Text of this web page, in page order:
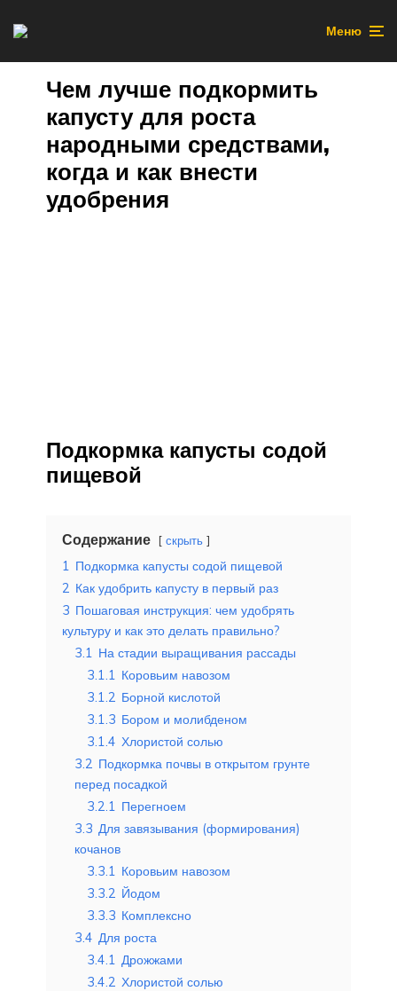
Меню
Чем лучше подкормить
капусту для роста
народными средствами,
когда и как внести
удобрения
Подкормка капусты содой
пищевой
Содержание скрыть
1 Подкормка капусты содой пищевой
2 Как удобрить капусту в первый раз
3 Пошаговая инструкция: чем удобрять
культуру и как это делать правильно?
3.1 На стадии выращивания рассады
3.1.1 Коровьим навозом
3.1.2 Борной кислотой
3.1.3 Бором и молибденом
3.1.4 Хлористой солью
3.2 Подкормка почвы в открытом грунте
перед посадкой
3.2.1 Перегноем
3.3 Для завязывания (формирования)
кочанов
3.3.1 Коровьим навозом
3.3.2 Йодом
3.3.3 Комплексно
3.4 Для роста
3.4.1 Дрожжами
3.4.2 Хлористой солью